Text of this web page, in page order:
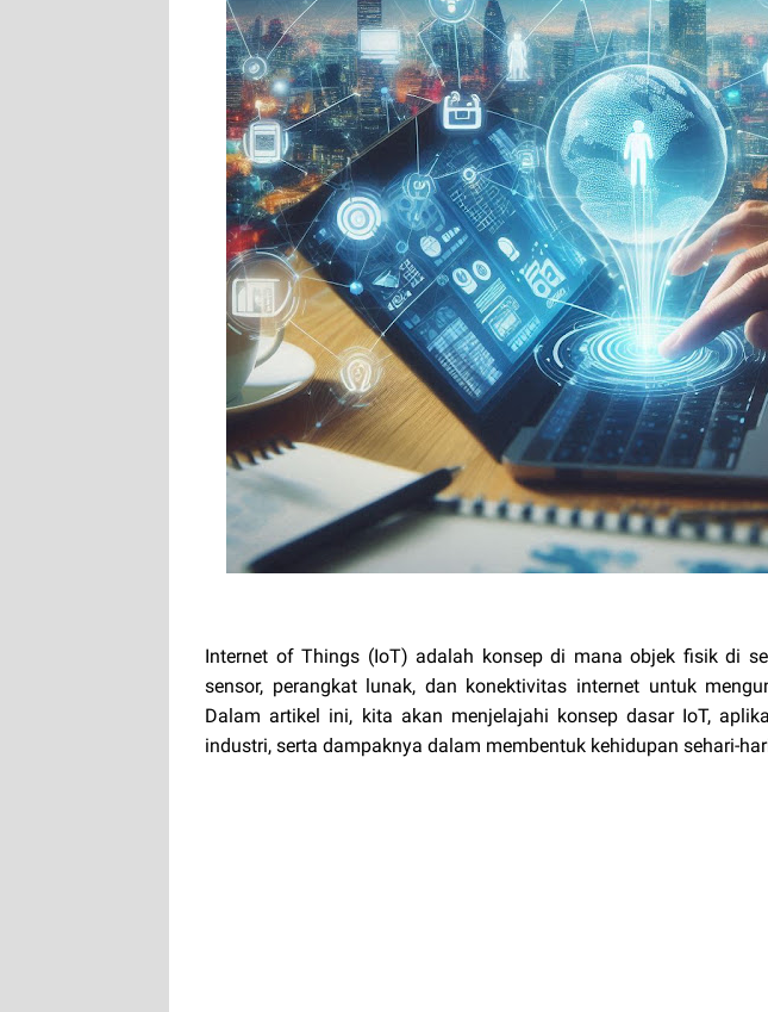
Internet of Things (IoT) adalah konsep di mana objek fisik di
sensor, perangkat lunak, dan konektivitas internet untuk
Dalam artikel ini, kita akan menjelajahi konsep dasar IoT,
industri, serta dampaknya dalam membentuk kehidupan sehari-